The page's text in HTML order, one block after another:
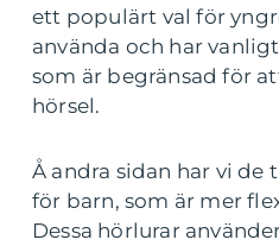
ett populärt val för
använda och har
som är begränsad för
hörsel.
Å andra sidan har vi de
för barn, som är mer
Dessa hörlurar